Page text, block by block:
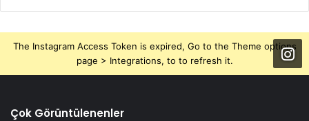
The Instagram Access Token is expired, Go to the Theme options
page > Integrations, to to refresh it.
Çok Görüntülenenler